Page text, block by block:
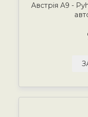
Австрія A9 -